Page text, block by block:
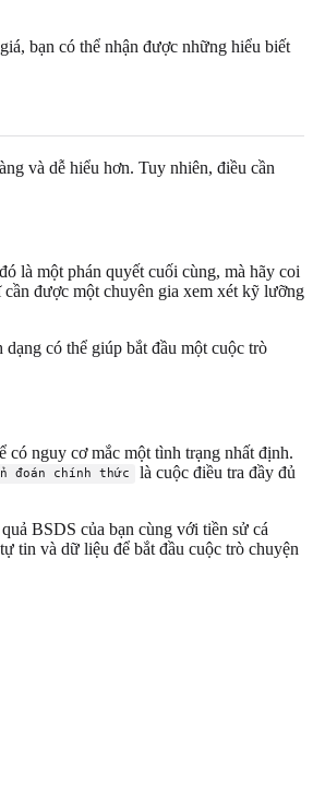
bạn có thể nhận được những hiểu biết
và dễ hiểu hơn. Tuy nhiên, điều cần
là một phán quyết cuối cùng, mà hãy coi
được một chuyên gia xem xét kỹ lưỡng
có thể giúp bắt đầu một cuộc trò
có nguy cơ mắc một tình trạng nhất định.
đoán chính thức
là cuộc điều tra đầy đủ
BSDS của bạn cùng với tiền sử cá
tin và dữ liệu để bắt đầu cuộc trò chuyện